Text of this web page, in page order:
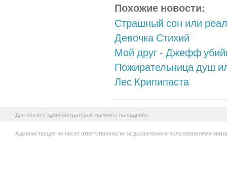
Похожие новости:
Страшный сон или
Девочка Стихий
Мой друг - Джефф
Пожирательница душ
Лес Крипипаста
Для связи с администратором нажмите на надпись
Администрация не несет ответственности за добавленные пользователями